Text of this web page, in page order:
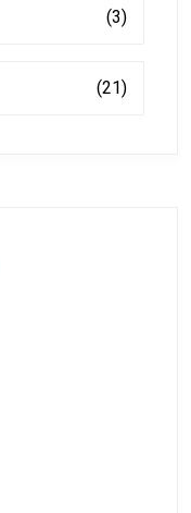
(3)
(21)